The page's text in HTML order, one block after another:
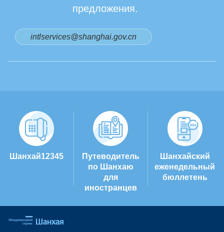
предложения.
intlservices@shanghai.gov.cn
Шанхай12345
Путеводитель
по Шанхаю
для
иностранцев
Шанхайский
еженедельный
бюллетень